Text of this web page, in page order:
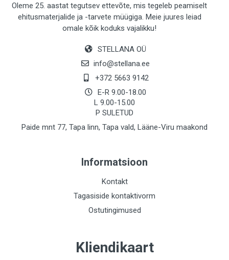
Oleme 25. aastat tegutsev ettevõte, mis tegeleb peamiselt
ehitusmaterjalide ja -tarvete müügiga. Meie juures leiad
omale kõik koduks vajalikku!
STELLANA OÜ
info@stellana.ee
+372 5663 9142
E-R 9.00-18.00
L 9.00-15.00
P SULETUD
Paide mnt 77, Tapa linn, Tapa vald, Lääne-Viru maakond
Informatsioon
Kontakt
Tagasiside kontaktivorm
Ostutingimused
Kliendikaart